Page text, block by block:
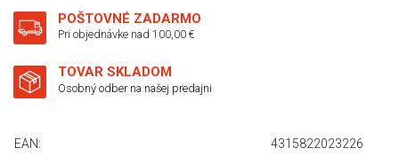
POŠTOVNÉ ZADARMO
Pri objednávke nad 100,00 €
TOVAR SKLADOM
Osobný odber na našej predajni
EAN:
4315822023226